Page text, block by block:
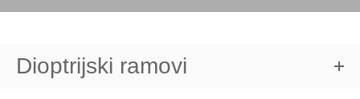
Dioptrijski ramovi